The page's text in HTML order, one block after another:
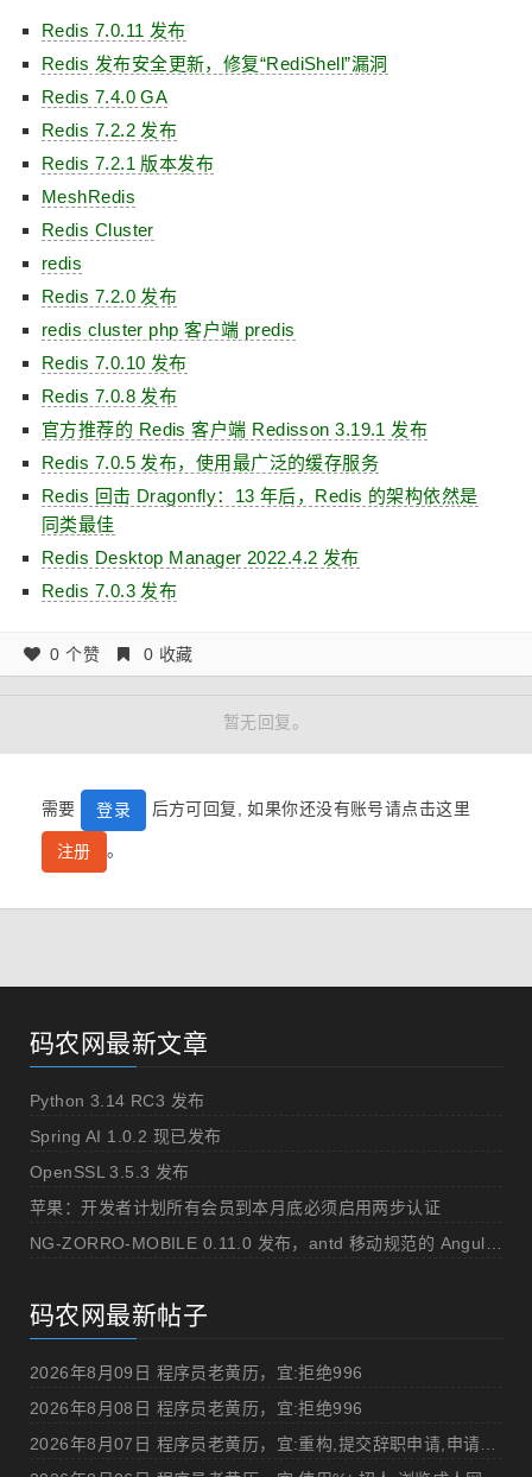
Redis 7.0.11 发布
Redis 发布安全更新，修复“RediShell”漏洞
Redis 7.4.0 GA
Redis 7.2.2 发布
Redis 7.2.1 版本发布
MeshRedis
Redis Cluster
redis
Redis 7.2.0 发布
redis cluster php 客户端 predis
Redis 7.0.10 发布
Redis 7.0.8 发布
官方推荐的 Redis 客户端 Redisson 3.19.1 发布
Redis 7.0.5 发布，使用最广泛的缓存服务
Redis 回击 Dragonfly：13 年后，Redis 的架构依然是
同类最佳
Redis Desktop Manager 2022.4.2 发布
Redis 7.0.3 发布
0 个赞 0 收藏
暂无回复。
需要 登录 后方可回复, 如果你还没有账号请点击这里
注册 。
码农网最新文章
Python 3.14 RC3 发布
Spring AI 1.0.2 现已发布
OpenSSL 3.5.3 发布
苹果：开发者计划所有会员到本月底必须启用两步认证
码农网最新帖子
2026年8月09日 程序员老黄历，宜:拒绝996
2026年8月08日 程序员老黄历，宜:拒绝996